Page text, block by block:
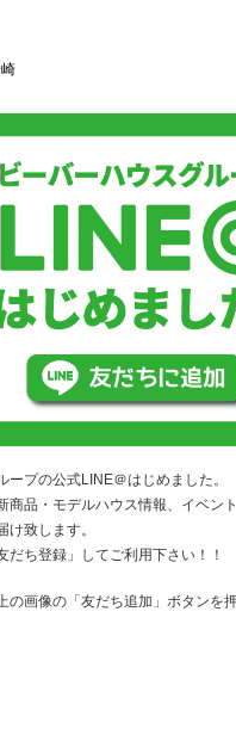
ープの公式LINE＠はじめました。
商品・モデルハウス情報、イベン
け致します。
だち登録」してご利用下さい！！
の画像の「友だち追加」ボタンを